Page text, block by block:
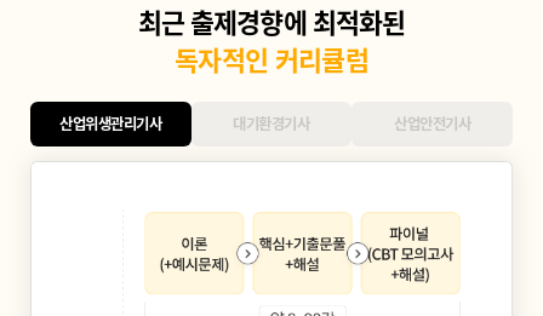
최근 출제경향에 최적화된
독자적인 커리큘럼
산업위생관리기사 대기환경기사 산업안전기사